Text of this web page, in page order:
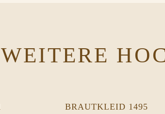
WEITERE
BRAUTKLEID 1495